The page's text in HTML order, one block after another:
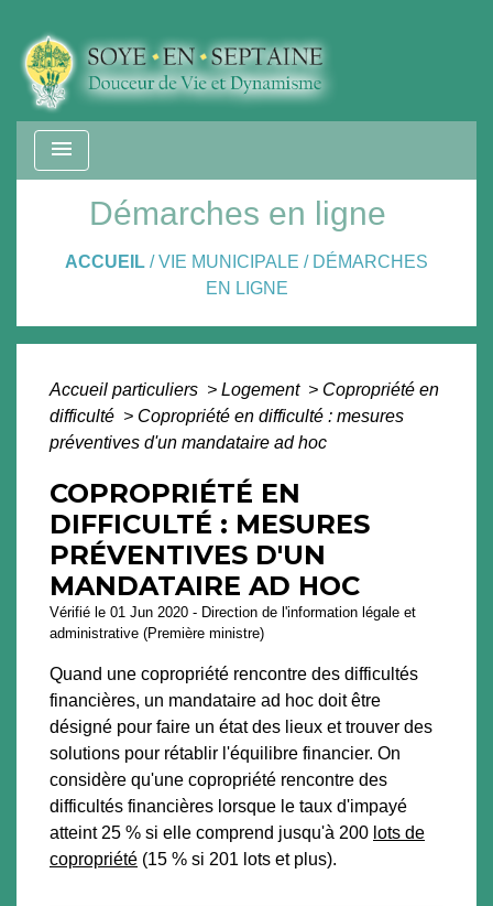
menu
Démarches en ligne
ACCUEIL /VIE MUNICIPALE / DÉMARCHES
EN LIGNE
Accueil particuliers > Logement > Copropriété en
difficulté > Copropriété en difficulté : mesures
préventives d'un mandataire ad hoc
COPROPRIÉTÉ EN
DIFFICULTÉ : MESURES
PRÉVENTIVES D'UN
MANDATAIRE AD HOC
Vérifié le 01 Jun 2020 - Direction de l'information légale et
administrative (Première ministre)
Quand une copropriété rencontre des difficultés
financières, un mandataire ad hoc doit être
désigné pour faire un état des lieux et trouver des
solutions pour rétablir l'équilibre financier. On
considère qu'une copropriété rencontre des
difficultés financières lorsque le taux d'impayé
atteint 25 % si elle comprend jusqu'à 200 lots de
copropriété (15 % si 201 lots et plus).